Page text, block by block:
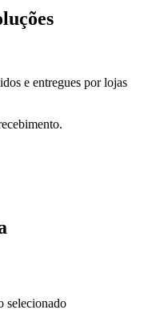
e entregues por lojas
selecionado